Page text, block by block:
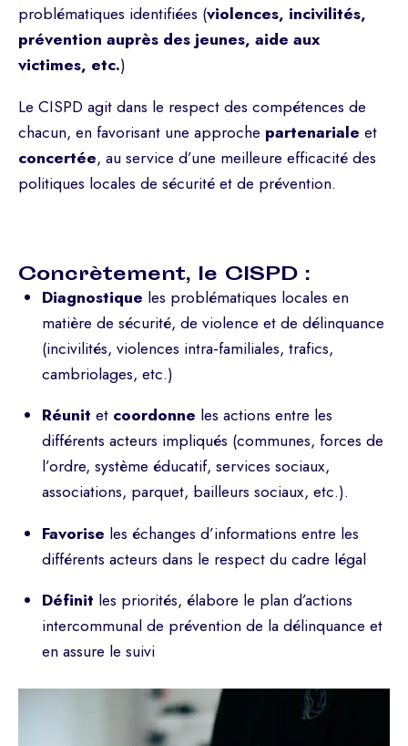
problématiques identifiées (violences, incivilités,
prévention auprès des jeunes, aide aux
victimes, etc.)
Le CISPD agit dans le respect des compétences de
chacun, en favorisant une approche partenariale et
concertée, au service d’une meilleure efficacité des
politiques locales de sécurité et de prévention.
Concrètement, le CISPD :
Diagnostique les problématiques locales en
matière de sécurité, de violence et de délinquance
(incivilités, violences intra-familiales, trafics,
cambriolages, etc.)
Réunit et coordonne les actions entre les
différents acteurs impliqués (communes, forces de
l’ordre, système éducatif, services sociaux,
associations, parquet, bailleurs sociaux, etc.).
Favorise les échanges d’informations entre les
différents acteurs dans le respect du cadre légal
Définit les priorités, élabore le plan d’actions
intercommunal de prévention de la délinquance et
en assure le suivi